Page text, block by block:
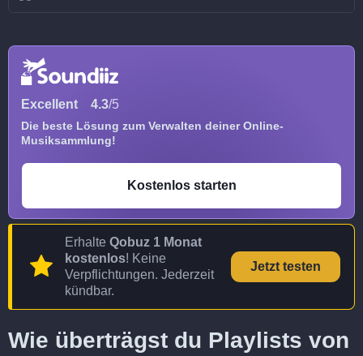
Excellent 4.3/5
Die beste Lösung zum Verwalten deiner Online-
Musiksammlung!
Kostenlos starten
Erhalte Qobuz 1 Monat
kostenlos! Keine
Verpflichtungen. Jederzeit
kündbar.
Jetzt testen
Wie überträgst du Playlists von